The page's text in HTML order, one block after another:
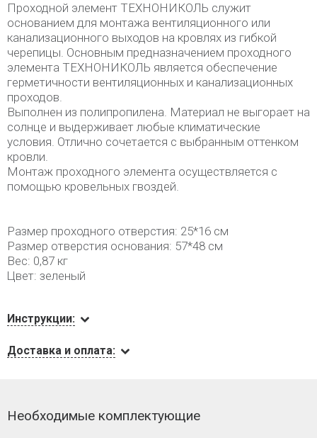
Проходной элемент ТЕХНОНИКОЛЬ служит
основанием для монтажа вентиляционного или
канализационного выходов на кровлях из гибкой
черепицы. Основным предназначением проходного
элемента ТЕХНОНИКОЛЬ является обеспечение
герметичности вентиляционных и канализационных
проходов.
Выполнен из полипропилена. Материал не выгорает на
солнце и выдерживает любые климатические
условия. Отлично сочетается с выбранным оттенком
кровли.
Монтаж проходного элемента осуществляется с
помощью кровельных гвоздей.
Размер проходного отверстия: 25*16 см
Размер отверстия основания: 57*48 см
Вес: 0,87 кг
Цвет: зеленый
Инструкции:
Доставка и оплата:
Необходимые комплектующие